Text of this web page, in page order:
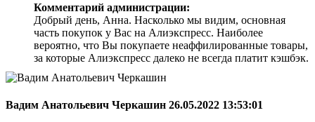
Комментарий администрации:
Добрый день, Анна. Насколько мы видим, основная
часть покупок у Вас на Алиэкспресс. Наиболее
вероятно, что Вы покупаете неаффилированные товары,
за которые Алиэкспресс далеко не всегда платит кэшбэк.
Вадим Анатольевич Черкашин 26.05.2022 13:53:01